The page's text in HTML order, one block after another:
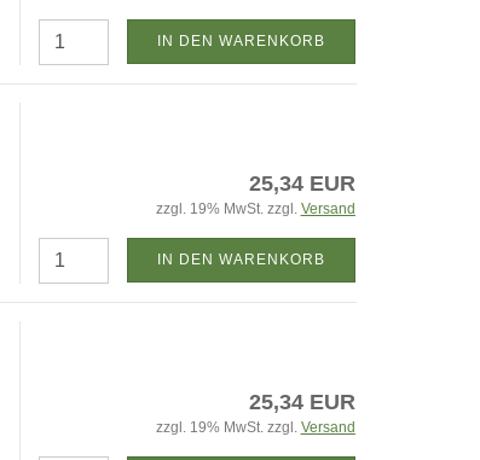
IN DEN WARENKORB
25,34 EUR
zzgl. 19% MwSt. zzgl. Versand
IN DEN WARENKORB
25,34 EUR
zzgl. 19% MwSt. zzgl. Versand